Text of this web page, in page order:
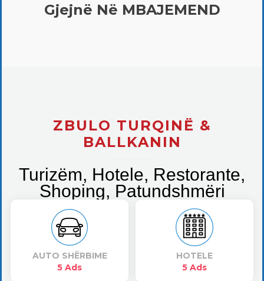
Gjejnë Në MBAJEMEND
ZBULO TURQINË &
BALLKANIN
Turizëm, Hotele, Restorante,
Shoping, Patundshmëri
AUTO SHËRBIME
5 Ads
HOTELE
5 Ads